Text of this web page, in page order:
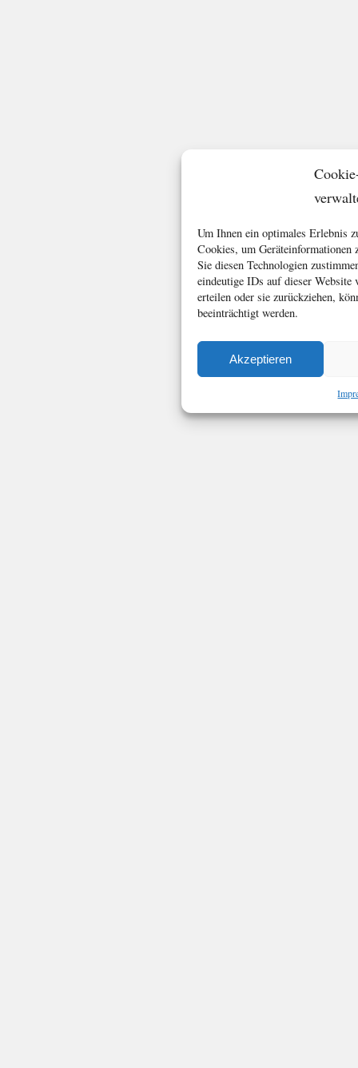
Um Ihnen ein optimales Erlebnis
Cookies, um Geräteinformationen
Sie diesen Technologien
eindeutige IDs auf dieser
erteilen oder sie zurückziehen,
beeinträchtigt werden.
Akzeptieren